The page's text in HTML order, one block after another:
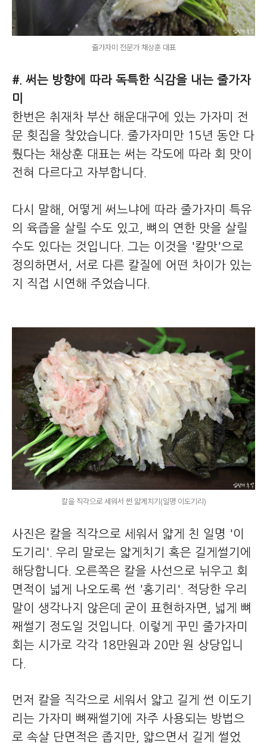
줄가자미 전문가 채상훈 대표
#. 써는 방향에 따라 독특한 식감을 내는 줄가자
미
한번은 취재차 부산 해운대구에 있는 가자미 전
문 횟집을 찾았습니다. 줄가자미만 15년 동안 다
뤘다는 채상훈 대표는 써는 각도에 따라 회 맛이
전혀 다르다고 자부합니다.
다시 말해, 어떻게 써느냐에 따라 줄가자미 특유
의 육즙을 살릴 수도 있고, 뼈의 연한 맛을 살릴
수도 있다는 것입니다. 그는 이것을 '칼맛'으로
정의하면서, 서로 다른 칼질에 어떤 차이가 있는
지 직접 시연해 주었습니다.
칼을 직각으로 세워서 썬 얇게치기(일명 이도기리)
사진은 칼을 직각으로 세워서 얇게 친 일명 '이
도기리'. 우리 말로는 얇게치기 혹은 길게썰기에
해당합니다. 오른쪽은 칼을 사선으로 뉘우고 회
면적이 넓게 나오도록 썬 '홍기리'. 적당한 우리
말이 생각나지 않은데 굳이 표현하자면, 넓게 뼈
째썰기 정도일 것입니다. 이렇게 꾸민 줄가자미
회는 시가로 각각 18만원과 20만 원 상당입니
다.
먼저 칼을 직각으로 세워서 얇고 길게 썬 이도기
리는 가자미 뼈째썰기에 자주 사용되는 방법으
로 속살 단면적은 좁지만, 얇으면서 길게 썰었